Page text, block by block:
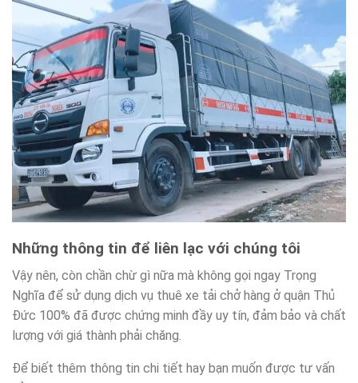
Những thông tin để liên lạc với chúng tôi
Vậy nên, còn chần chừ gì nữa mà không gọi ngay Trọng
Nghĩa để sử dụng dịch vụ thuê xe tải chở hàng ở quận Thủ
Đức 100% đã được chứng minh đầy uy tín, đảm bảo và chất
lượng với giá thành phải chăng.
Để biết thêm thông tin chi tiết hay bạn muốn được tư vấn